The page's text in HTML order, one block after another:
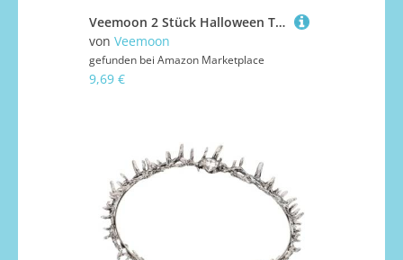
Veemoon 2 Stück Halloween Teufelshörner Haarreif mit Roten Funkelnden Strass Hörnern Verstellbares Stirnband für Damen Auffälliger Kopfschmuck für Hexenkostüm Karneval und Mottoparty
von Veemoon
gefunden bei Amazon Marketplace
9,69 €